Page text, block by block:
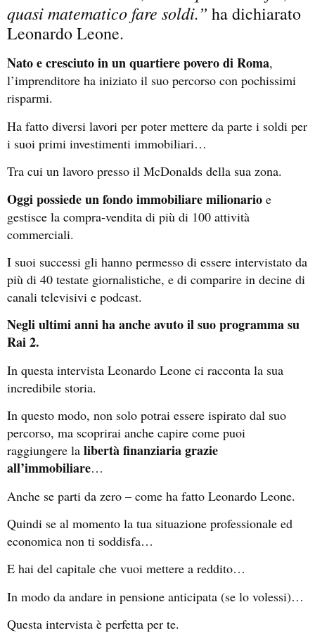
quasi matematico fare soldi.” ha dichiarato
Leonardo Leone.
Nato e cresciuto in un quartiere povero di Roma,
l’imprenditore ha iniziato il suo percorso con pochissimi
risparmi.
Ha fatto diversi lavori per poter mettere da parte i soldi per
i suoi primi investimenti immobiliari…
Tra cui un lavoro presso il McDonalds della sua zona.
Oggi possiede un fondo immobiliare milionario e
gestisce la compra-vendita di più di 100 attività
commerciali.
I suoi successi gli hanno permesso di essere intervistato da
più di 40 testate giornalistiche, e di comparire in decine di
canali televisivi e podcast.
Negli ultimi anni ha anche avuto il suo programma su
Rai 2.
In questa intervista Leonardo Leone ci racconta la sua
incredibile storia.
In questo modo, non solo potrai essere ispirato dal suo
percorso, ma scoprirai anche capire come puoi
raggiungere la libertà finanziaria grazie
all’immobiliare…
Anche se parti da zero – come ha fatto Leonardo Leone.
Quindi se al momento la tua situazione professionale ed
economica non ti soddisfa…
E hai del capitale che vuoi mettere a reddito…
In modo da andare in pensione anticipata (se lo volessi)…
Questa intervista è perfetta per te.